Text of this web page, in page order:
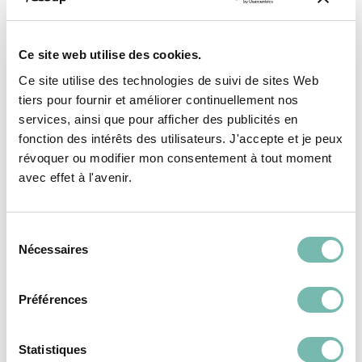
Ce site web utilise des cookies.
Ce site utilise des technologies de suivi de sites Web
tiers pour fournir et améliorer continuellement nos
services, ainsi que pour afficher des publicités en
fonction des intérêts des utilisateurs. J'accepte et je peux
révoquer ou modifier mon consentement à tout moment
avec effet à l'avenir.
Nécessaires
Préférences
Statistiques
Vous pourriez aussi
PÉPITES